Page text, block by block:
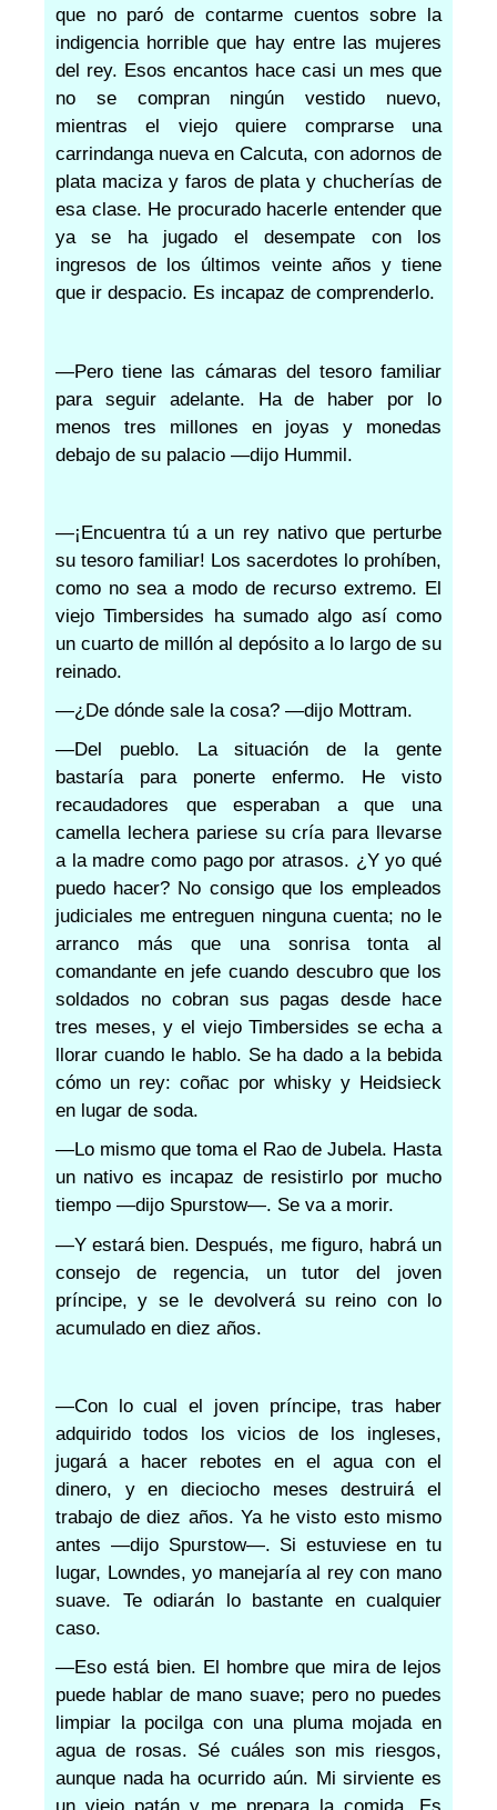
que no paró de contarme cuentos sobre la
indigencia horrible que hay entre las mujeres
del rey. Esos encantos hace casi un mes que
no se compran ningún vestido nuevo,
mientras el viejo quiere comprarse una
carrindanga nueva en Calcuta, con adornos de
plata maciza y faros de plata y chucherías de
esa clase. He procurado hacerle entender que
ya se ha jugado el desempate con los
ingresos de los últimos veinte años y tiene
que ir despacio. Es incapaz de comprenderlo.
—Pero tiene las cámaras del tesoro familiar
para seguir adelante. Ha de haber por lo
menos tres millones en joyas y monedas
debajo de su palacio —dijo Hummil.
—¡Encuentra tú a un rey nativo que perturbe
su tesoro familiar! Los sacerdotes lo prohíben,
como no sea a modo de recurso extremo. El
viejo Timbersides ha sumado algo así como
un cuarto de millón al depósito a lo largo de su
reinado.
—¿De dónde sale la cosa? —dijo Mottram.
—Del pueblo. La situación de la gente
bastaría para ponerte enfermo. He visto
recaudadores que esperaban a que una
camella lechera pariese su cría para llevarse
a la madre como pago por atrasos. ¿Y yo qué
puedo hacer? No consigo que los empleados
judiciales me entreguen ninguna cuenta; no le
arranco más que una sonrisa tonta al
comandante en jefe cuando descubro que los
soldados no cobran sus pagas desde hace
tres meses, y el viejo Timbersides se echa a
llorar cuando le hablo. Se ha dado a la bebida
cómo un rey: coñac por whisky y Heidsieck
en lugar de soda.
—Lo mismo que toma el Rao de Jubela. Hasta
un nativo es incapaz de resistirlo por mucho
tiempo —dijo Spurstow—. Se va a morir.
—Y estará bien. Después, me figuro, habrá un
consejo de regencia, un tutor del joven
príncipe, y se le devolverá su reino con lo
acumulado en diez años.
—Con lo cual el joven príncipe, tras haber
adquirido todos los vicios de los ingleses,
jugará a hacer rebotes en el agua con el
dinero, y en dieciocho meses destruirá el
trabajo de diez años. Ya he visto esto mismo
antes —dijo Spurstow—. Si estuviese en tu
lugar, Lowndes, yo manejaría al rey con mano
suave. Te odiarán lo bastante en cualquier
caso.
—Eso está bien. El hombre que mira de lejos
puede hablar de mano suave; pero no puedes
limpiar la pocilga con una pluma mojada en
agua de rosas. Sé cuáles son mis riesgos,
aunque nada ha ocurrido aún. Mi sirviente es